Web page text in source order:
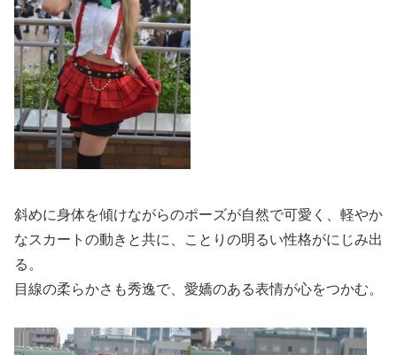
斜めに身体を傾けながらのポーズが自然で可愛く、軽やか
なスカートの動きと共に、ことりの明るい性格がにじみ出
る。
目線の柔らかさも秀逸で、愛嬌のある表情が心をつかむ。